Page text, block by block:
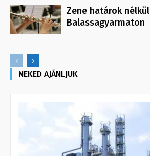
Zene határok nélkül
Balassagyarmaton
NEKED AJÁNLJUK